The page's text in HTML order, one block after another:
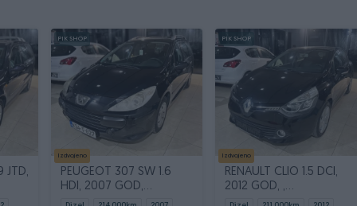
JTD,
PIK SHOP
Izdvojeno
PEUGEOT 307 SW 1.6
HDI, 2007 GOD,
REGIATROVAN,PANORAMA
PIK SHOP
Izdvojeno
RENAULT CLIO 1.5 DCI,
2012 GOD, ,
NAVIGACIJA,KLIMA